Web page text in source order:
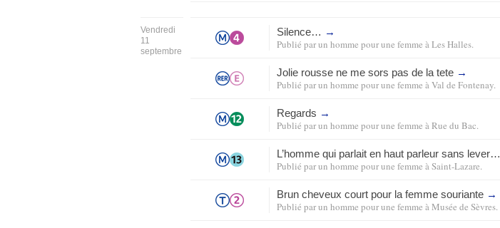
Vendredi
11
septembre
Silence… →
Publié parun homme pour une femme àLes Halles.
Jolie rousse ne me sors pas de la tete →
Publié parun homme pour une femme àVal de Fontenay.
Regards →
Publié parun homme pour une femme àRue du Bac.
L’homme qui parlait en haut parleur sans lever…
Publié parun homme pour une femme àSaint-Lazare.
Brun cheveux court pour la femme souriante →
Publié parun homme pour une femme àMusée de Sèvres.